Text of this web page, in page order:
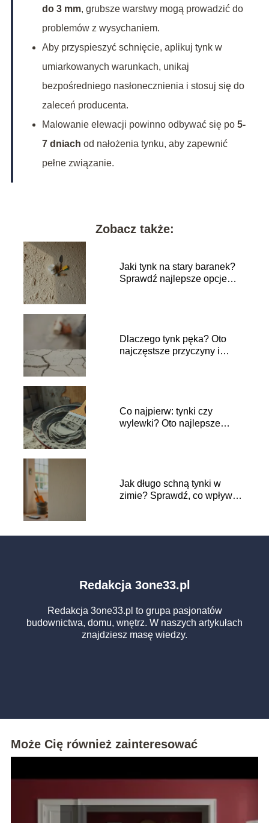
do 3 mm, grubsze warstwy mogą prowadzić do
problemów z wysychaniem.
Aby przyspieszyć schnięcie, aplikuj tynk w
umiarkowanych warunkach, unikaj
bezpośredniego nasłonecznienia i stosuj się do
zaleceń producenta.
Malowanie elewacji powinno odbywać się po 5-
7 dniach od nałożenia tynku, aby zapewnić
pełne związanie.
Zobacz także:
Jaki tynk na stary baranek?
Sprawdź najlepsze opcje
Dlaczego tynk pęka? Oto
najczęstsze przyczyny i
Co najpierw: tynki czy
wylewki? Oto najlepsze
Jak długo schną tynki w
zimie? Sprawdź, co wpływa
Redakcja 3one33.pl
Redakcja 3one33.pl to grupa pasjonatów
budownictwa, domu, wnętrz. W naszych artykułach
znajdziesz masę wiedzy.
Może Cię również zainteresować